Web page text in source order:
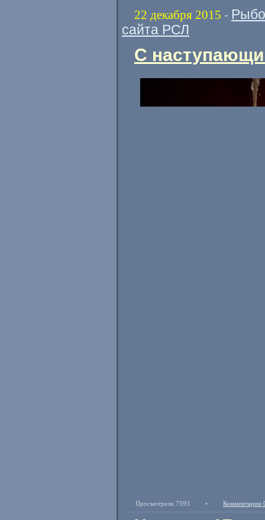
22 декабря 2015 -
сайта РСЛ
С
Просмотрели 7593 • Комментарии